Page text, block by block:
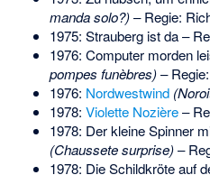
manda solo?)– Regie:
1975: Strauberg ist da –
1976: Computer morden
pompes funèbres)– Regie:
1976: Nordwestwind
1978: Violette Nozière–
1978: Der kleine Spinner
(Chaussete surprise)–
1978: Die Schildkröte auf